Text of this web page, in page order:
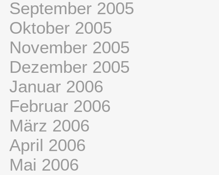
September 2005
Oktober 2005
November 2005
Dezember 2005
Januar 2006
Februar 2006
März 2006
April 2006
Mai 2006